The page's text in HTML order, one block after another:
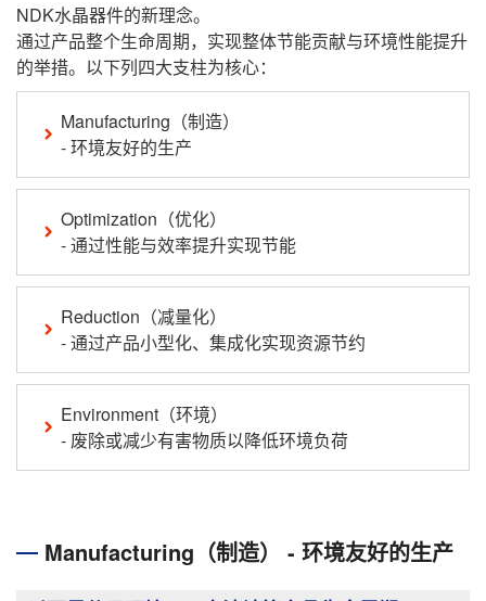
NDK水晶器件的新理念。
通过产品整个生命周期，实现整体节能贡献与环境性能提升
的举措。以下列四大支柱为核心：
Manufacturing（制造）
- 环境友好的生产
Optimization（优化）
- 通过性能与效率提升实现节能
Reduction（减量化）
- 通过产品小型化、集成化实现资源节约
Environment（环境）
- 废除或减少有害物质以降低环境负荷
Manufacturing（制造） - 环境友好的生产